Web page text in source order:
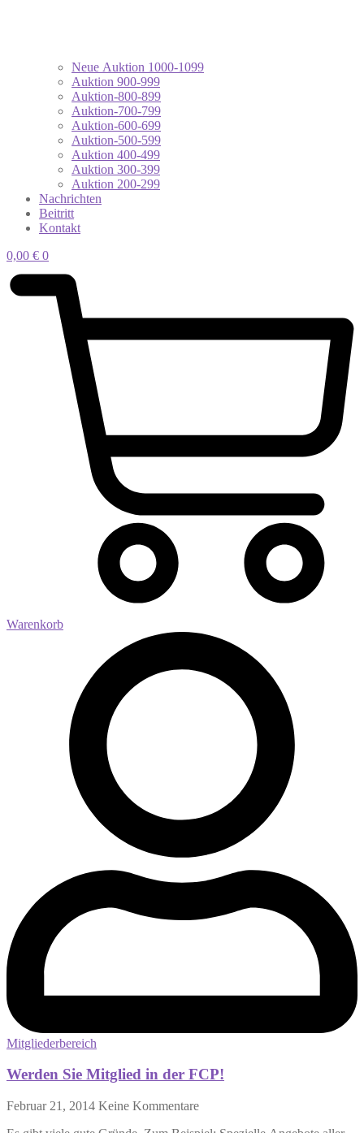
Neue Auktion 1000-1099
Auktion 900-999
Auktion-800-899
Auktion-700-799
Auktion-600-699
Auktion-500-599
Auktion 400-499
Auktion 300-399
Auktion 200-299
Nachrichten
Beitritt
Kontakt
0,00 € 0
Warenkorb
Mitgliederbereich
Werden Sie Mitglied in der FCP!
Februar 21, 2014 Keine Kommentare